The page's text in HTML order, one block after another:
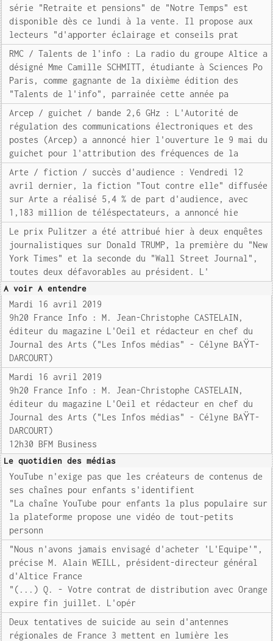
série "Retraite et pensions" de "Notre Temps" est
disponible dès ce lundi à la vente. Il propose aux
lecteurs "d'apporter éclairage et conseils prat
RMC / Talents de l'info : La radio du groupe Altice a
désigné Mme Camille SCHMITT, étudiante à Sciences Po
Paris, comme gagnante de la dixième édition des
"Talents de l'info", parrainée cette année pa
Arcep / guichet / bande 2,6 GHz : L'Autorité de
régulation des communications électroniques et des
postes (Arcep) a annoncé hier l'ouverture le 9 mai du
guichet pour l'attribution des fréquences de la
Arte / fiction / succès d'audience : Vendredi 12
avril dernier, la fiction "Tout contre elle" diffusée
sur Arte a réalisé 5,4 % de part d'audience, avec
1,183 million de téléspectateurs, a annoncé hie
Le prix Pulitzer a été attribué hier à deux enquêtes
journalistiques sur Donald TRUMP, la première du "New
York Times" et la seconde du "Wall Street Journal",
toutes deux défavorables au président. L'
A voir A entendre
Mardi 16 avril 2019
9h20 France Info : M. Jean-Christophe CASTELAIN,
éditeur du magazine L'Oeil et rédacteur en chef du
Journal des Arts ("Les Infos médias" - Célyne BAŸT-
DARCOURT)
Mardi 16 avril 2019
9h20 France Info : M. Jean-Christophe CASTELAIN,
éditeur du magazine L'Oeil et rédacteur en chef du
Journal des Arts ("Les Infos médias" - Célyne BAŸT-
DARCOURT)
12h30 BFM Business
Le quotidien des médias
YouTube n'exige pas que les créateurs de contenus de
ses chaînes pour enfants s'identifient
"La chaîne YouTube pour enfants la plus populaire sur
la plateforme propose une vidéo de tout-petits
personn
"Nous n'avons jamais envisagé d'acheter 'L'Equipe'",
précise M. Alain WEILL, président-directeur général
d'Altice France
"(...) Q. - Votre contrat de distribution avec Orange
expire fin juillet. L'opér
Deux tentatives de suicide au sein d'antennes
régionales de France 3 mettent en lumière les